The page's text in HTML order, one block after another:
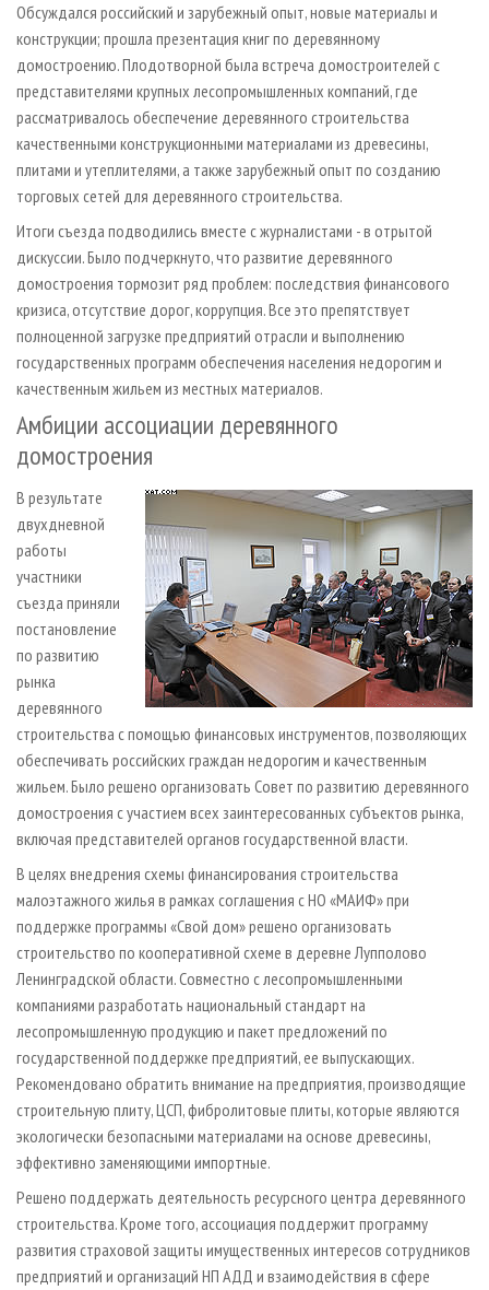
Обсуждался российский и зарубежный опыт, новые материалы и
конструкции; прошла презентация книг по деревянному
домостроению. Плодотворной была встреча домостроителей с
представителями крупных лесопромышленных компаний, где
рассматривалось обеспечение деревянного строительства
качественными конструкционными материалами из древесины,
плитами и утеплителями, а также зарубежный опыт по созданию
торговых сетей для деревянного строительства.
Итоги съезда подводились вместе с журналистами - в отрытой
дискуссии. Было подчеркнуто, что развитие деревянного
домостроения тормозит ряд проблем: последствия финансового
кризиса, отсутствие дорог, коррупция. Все это препятствует
полноценной загрузке предприятий отрасли и выполнению
государственных программ обеспечения населения недорогим и
качественным жильем из местных материалов.
Амбиции ассоциации деревянного
домостроения
В результате
двухдневной
работы
участники
съезда приняли
постановление
по развитию
рынка
деревянного
строительства с помощью финансовых инструментов, позволяющих
обеспечивать российских граждан недорогим и качественным
жильем. Было решено организовать Совет по развитию деревянного
домостроения с участием всех заинтересованных субъектов рынка,
включая представителей органов государственной власти.
В целях внедрения схемы финансирования строительства
малоэтажного жилья в рамках соглашения с НО «МАИФ» при
поддержке программы «Свой дом» решено организовать
строительство по кооперативной схеме в деревне Лупполово
Ленинградской области. Совместно с лесопромышленными
компаниями разработать национальный стандарт на
лесопромышленную продукцию и пакет предложений по
государственной поддержке предприятий, ее выпускающих.
Рекомендовано обратить внимание на предприятия, производящие
строительную плиту, ЦСП, фибролитовые плиты, которые являются
экологически безопасными материалами на основе древесины,
эффективно заменяющими импортные.
Решено поддержать деятельность ресурсного центра деревянного
строительства. Кроме того, ассоциация поддержит программу
развития страховой защиты имущественных интересов сотрудников
предприятий и организаций НП АДД и взаимодействия в сфере